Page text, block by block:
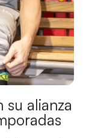
su alianza